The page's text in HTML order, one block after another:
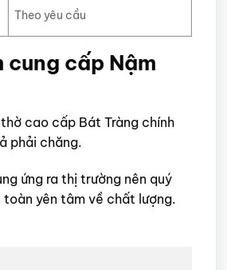
Theo yêu cầu
cấp Nậm
cao cấp Bát Tràng chính
phải chăng.
ứng ra thị trường nên quý
yên tâm về chất lượng.